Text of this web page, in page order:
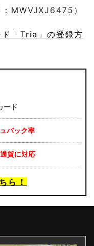
：MWVJXJ6475）
「Tria」の登録方
ード
バック率
貨に対応
ら！